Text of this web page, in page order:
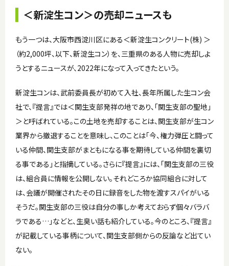
＜新淀生コン＞の売却ニュースも
もう一つは、大阪市西淀川区にある＜新淀生コンクリート(株) ＞
（約2,000坪、以下、新淀生コン）を、三重県のある人物に売却しよ
うとするニュースが、2022年になって入ってきたという。
新淀生コンは、武前委員長が初めて入社、長年所属した生コン会
社で、『提言』では＜関生支部発祥の地であり、「関生支部の聖地」
＞と呼ばれている。この土地を売却することは、関生支部が生コン
業界から撤退することを意味し、このことは「今、権力弾圧と闘って
いる仲間、関生支部がまともになる事を期待している仲間を裏切
る事である」と指摘している。さらに『提言』には、「関生支部の三役
は、組合員に情報を公開しない。それどころか協同組合に対して
は、会議が開催されたその日に録音をした物を渡すスパイがいる
そうだ。関生支部の三役は自分の事しか考えておらず個々バラバ
ラである…」などと、生臭い話も紹介している。今のところ、『提言』
が記載している事柄について、関生支部側からの反論など出てい
ない。